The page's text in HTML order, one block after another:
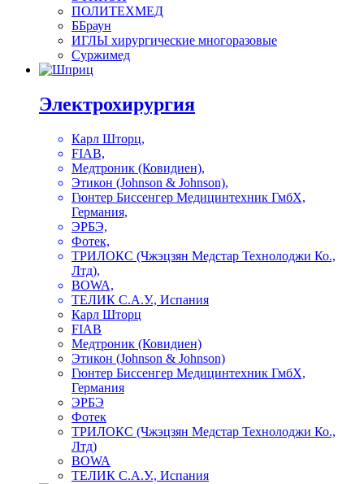
ПОЛИТЕХМЕД
ББраун
ИГЛЫ хирургические многоразовые
Суржимед
Электрохирургия
Карл Шторц,
FIAB,
Медтроник (Ковидиен),
Этикон (Johnson & Johnson),
Гюнтер Биссенгер Медицинтехник ГмбХ,
Германия,
ЭРБЭ,
Фотек,
ТРИЛОКС (Чжэцзян Медстар Технолоджи Ко.,
Лтд),
BOWA,
ТЕЛИК С.А.У., Испания
Карл Шторц
FIAB
Медтроник (Ковидиен)
Этикон (Johnson & Johnson)
Гюнтер Биссенгер Медицинтехник ГмбХ,
Германия
ЭРБЭ
Фотек
ТРИЛОКС (Чжэцзян Медстар Технолоджи Ко.,
Лтд)
BOWA
ТЕЛИК С.А.У., Испания